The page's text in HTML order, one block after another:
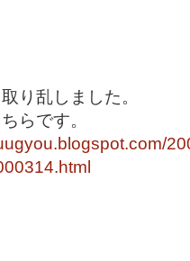
り乱しました。
らです。